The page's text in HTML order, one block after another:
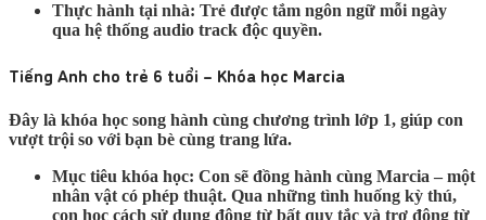
Thực hành tại nhà: Trẻ được tắm ngôn ngữ mỗi ngày
qua hệ thống audio track độc quyền.
Tiếng Anh cho trẻ 6 tuổi – Khóa học Marcia
Đây là khóa học song hành cùng chương trình lớp 1, giúp con
vượt trội so với bạn bè cùng trang lứa.
Mục tiêu khóa học: Con sẽ đồng hành cùng Marcia – một
nhân vật có phép thuật. Qua những tình huống kỳ thú,
con học cách sử dụng động từ bất quy tắc và trợ động từ